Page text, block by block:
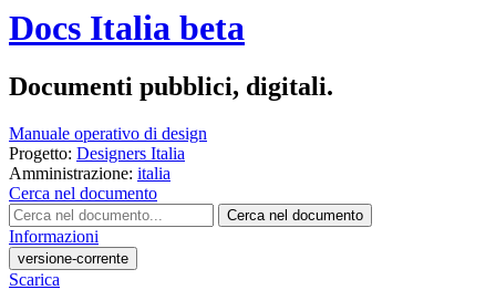
Docs Italia beta
Documenti pubblici, digitali.
Manuale operativo di design
Progetto: Designers Italia
Amministrazione: italia
Cerca nel documento
Cerca nel documento
Informazioni
versione-corrente
Scarica